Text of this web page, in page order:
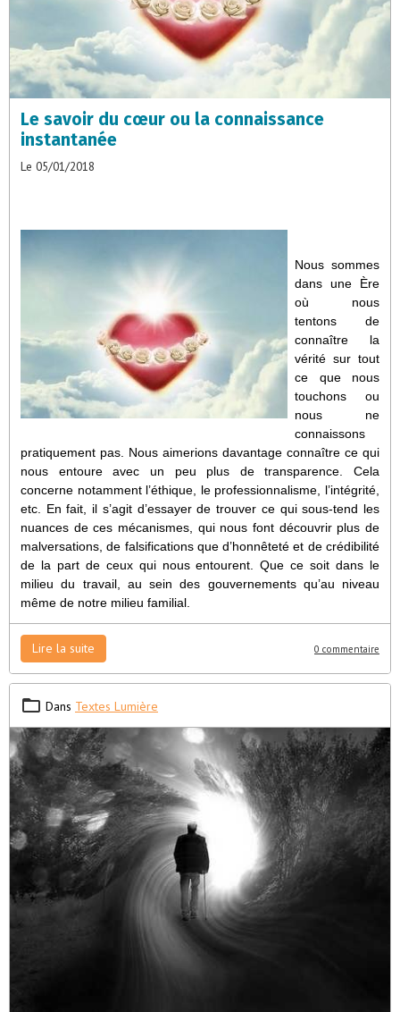
Le savoir du cœur ou la connaissance
instantanée
Le 05/01/2018
Nous sommes
dans une Ère
où nous
tentons de
connaître la
vérité sur tout
ce que nous
touchons ou
nous ne
connaissons
pratiquement pas. Nous aimerions davantage connaître ce qui
nous entoure avec un peu plus de transparence. Cela
concerne notamment l’éthique, le professionnalisme, l’intégrité,
etc. En fait, il s’agit d’essayer de trouver ce qui sous-tend les
nuances de ces mécanismes, qui nous font découvrir plus de
malversations, de falsifications que d’honnêteté et de crédibilité
de la part de ceux qui nous entourent. Que ce soit dans le
milieu du travail, au sein des gouvernements qu’au niveau
même de notre milieu familial.
Lire la suite 0 commentaire
Dans Textes Lumière